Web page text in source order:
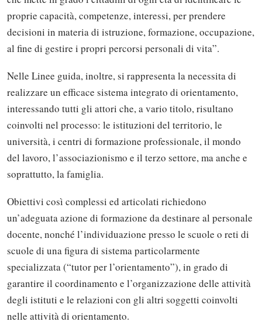
proprie capacità, competenze, interessi, per prendere
decisioni in materia di istruzione, formazione, occupazione,
al fine di gestire i propri percorsi personali di vita”.
Nelle Linee guida, inoltre, si rappresenta la necessita di
realizzare un efficace sistema integrato di orientamento,
interessando tutti gli attori che, a vario titolo, risultano
coinvolti nel processo: le istituzioni del territorio, le
università, i centri di formazione professionale, il mondo
del lavoro, l’associazionismo e il terzo settore, ma anche e
soprattutto, la famiglia.
Obiettivi così complessi ed articolati richiedono
un’adeguata azione di formazione da destinare al personale
docente, nonché l’individuazione presso le scuole o reti di
scuole di una figura di sistema particolarmente
specializzata (“tutor per l’orientamento”), in grado di
garantire il coordinamento e l’organizzazione delle attività
degli istituti e le relazioni con gli altri soggetti coinvolti
nelle attività di orientamento.